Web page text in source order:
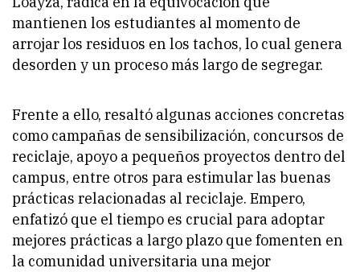
mantienen los estudiantes al momento de
arrojar los residuos en los tachos, lo cual genera
desorden y un proceso más largo de segregar.
Frente a ello, resaltó algunas acciones concretas
como campañas de sensibilización, concursos de
reciclaje, apoyo a pequeños proyectos dentro del
campus, entre otros para estimular las buenas
prácticas relacionadas al reciclaje. Empero,
enfatizó que el tiempo es crucial para adoptar
mejores prácticas a largo plazo que fomenten en
la comunidad universitaria una mejor